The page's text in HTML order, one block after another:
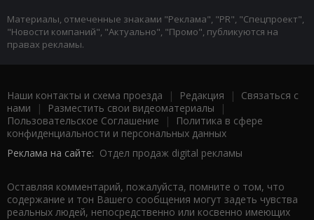
Материалы, отмеченные знаками "Реклама", "PR", "Спецпроект",
"Новости компаний", "Актуально", "Промо", публикуются на
правах рекламы.
Наши контакты и схема проезда | Редакция | Связаться с
нами | Разместить свои видеоматериалы |
Пользовательское Соглашение |
Политика в сфере
конфиденциальности и персональных данных
Реклама на сайте: Отдел продаж digital рекламы
Оставляя комментарий, пожалуйста, помните о том, что
содержание и тон Вашего сообщения могут задеть чувства
реальных людей, непосредственно или косвенно имеющих